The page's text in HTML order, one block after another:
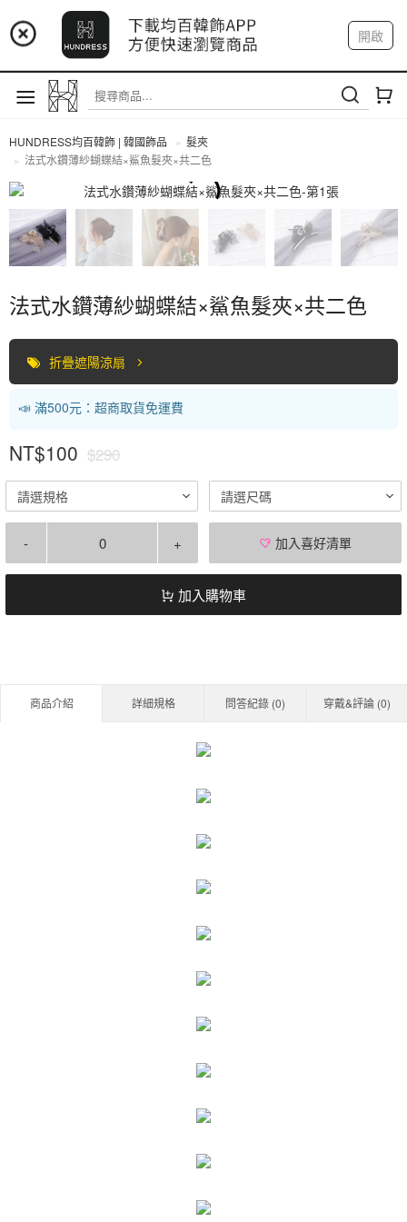
📢 市集預告：9/4-9/6 淡水捷運站
📢 市集預告：9/12-9/13 八里海巡基地
📢 市集預告：8/22-8/23 桃園青埔置地廣場
開啟
註冊 我的帳戶
HUNDRESS均百韓飾 | 韓國飾品
髮夾
法式水鑽薄紗蝴蝶結×鯊魚髮夾×共二色
法式水鑽薄紗蝴蝶結×鯊魚髮夾×共二色
折疊遮陽涼扇
📣 滿500元：超商取貨免運費
NT$100 $290
請選規格 請選尺碼
- + 加入喜好清單
加入購物車
商品介紹 詳細規格 問答紀錄 (0) 穿戴&評論 (0)